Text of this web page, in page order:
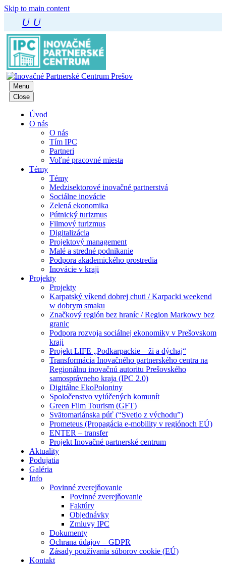
Skip to main content
U U
Menu
Close
Úvod
O nás
O nás
Tím IPC
Partneri
Voľné pracovné miesta
Témy
Témy
Medzisektorové inovačné partnerstvá
Sociálne inovácie
Zelená ekonomika
Pútnický turizmus
Filmový turizmus
Digitalizácia
Projektový management
Malé a stredné podnikanie
Podpora akademického prostredia
Inovácie v kraji
Projekty
Projekty
Karpatský víkend dobrej chuti / Karpacki weekend
w dobrym smaku
Značkový región bez hraníc / Region Markowy bez
granic
Podpora rozvoja sociálnej ekonomiky v Prešovskom
kraji
Projekt LIFE „Podkarpackie – ži a dýchaj“
Transformácia Inovačného partnerského centra na
Regionálnu inovačnú autoritu Prešovského
samosprávneho kraja (IPC 2.0)
Digitálne EkoPoloniny
Spoločenstvo vylúčených komunít
Green Film Tourism (GFT)
Svätomariánska púť (“Svetlo z východu”)
Prometeus (Propagácia e-mobility v regiónoch EÚ)
ENTER – transfer
Projekt Inovačné partnerské centrum
Aktuality
Podujatia
Galéria
Info
Povinné zverejňovanie
Povinné zverejňovanie
Faktúry
Objednávky
Zmluvy IPC
Dokumenty
Ochrana údajov – GDPR
Zásady používania súborov cookie (EÚ)
Kontakt